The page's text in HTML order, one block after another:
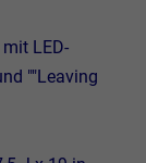
LED-
""Leaving